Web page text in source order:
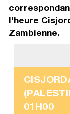
l'heure
Zambienne.
01H00